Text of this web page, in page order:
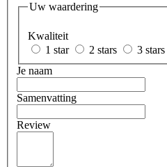
Uw waardering
Kwaliteit
1 star
2 stars 3 stars
Je naam
Samenvatting
Review